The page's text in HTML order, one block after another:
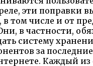
эти поправки
том числе и от
в частности,
систему
за
Каждый из